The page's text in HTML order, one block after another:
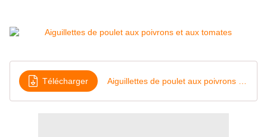
Télécharger